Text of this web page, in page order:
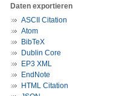
Daten exportieren
ASCII Citation
Atom
BibTeX
Dublin Core
EP3 XML
EndNote
HTML Citation